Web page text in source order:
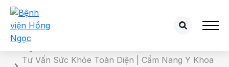
Chi tiết bài tư vấn
Tư Vấn Sức Khỏe Toàn Diện | Cẩm Nang Y Khoa